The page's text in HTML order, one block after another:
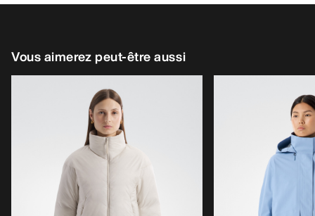
Vous aimerez peut-être aussi